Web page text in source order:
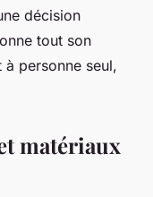
décision
tout son
à personne seul,
matériaux